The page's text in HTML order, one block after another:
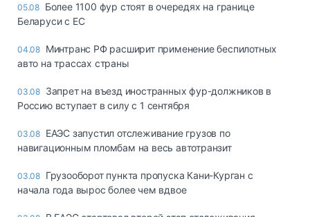
05.08 Более 1100 фур стоят в очередях на границе
Беларуси с ЕС
04.08 Минтранс РФ расширит применение беспилотных
авто на трассах страны
03.08 Запрет на въезд иностранных фур-должников в
Россию вступает в силу с 1 сентября
03.08 ЕАЭС запустил отслеживание грузов по
навигационным пломбам на весь автотранзит
03.08 Грузооборот пункта пропуска Кани-Курган с
начала года вырос более чем вдвое